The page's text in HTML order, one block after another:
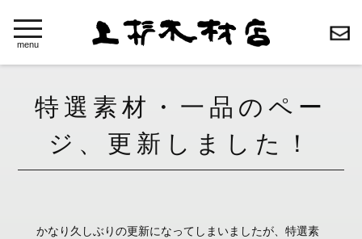
toggle
navigation
menu
特選素材・一品のペー
ジ、更新しました！
かなり久しぶりの更新になってしまいましたが、特選素